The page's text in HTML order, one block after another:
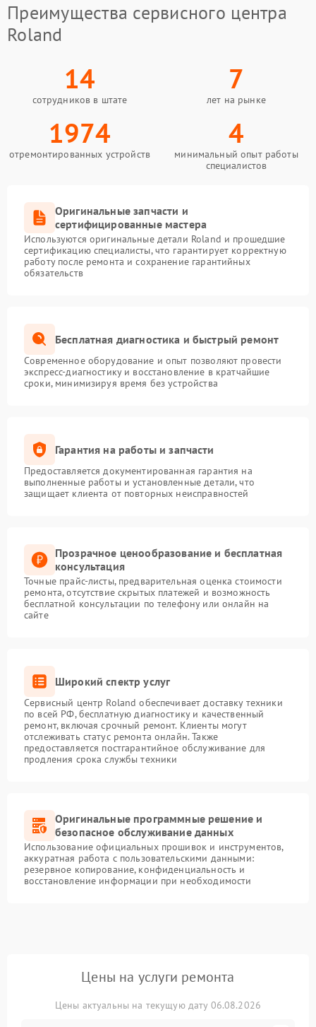
Преимущества сервисного центра
Roland
14
сотрудников в штате
7
лет на рынке
1974
отремонтированных устройств
4
минимальный опыт работы
специалистов
Оригинальные запчасти и
сертифицированные мастера
Используются оригинальные детали Roland и прошедшие
сертификацию специалисты, что гарантирует корректную
работу после ремонта и сохранение гарантийных
обязательств
Бесплатная диагностика и быстрый ремонт
Современное оборудование и опыт позволяют провести
экспресс-диагностику и восстановление в кратчайшие
сроки, минимизируя время без устройства
Гарантия на работы и запчасти
Предоставляется документированная гарантия на
выполненные работы и установленные детали, что
защищает клиента от повторных неисправностей
Прозрачное ценообразование и бесплатная
консультация
Точные прайс-листы, предварительная оценка стоимости
ремонта, отсутствие скрытых платежей и возможность
бесплатной консультации по телефону или онлайн на
сайте
Широкий спектр услуг
Сервисный центр Roland обеспечивает доставку техники
по всей РФ, бесплатную диагностику и качественный
ремонт, включая срочный ремонт. Клиенты могут
отслеживать статус ремонта онлайн. Также
предоставляется постгарантийное обслуживание для
продления срока службы техники
Оригинальные программные решение и
безопасное обслуживание данных
Использование официальных прошивок и инструментов,
аккуратная работа с пользовательскими данными:
резервное копирование, конфиденциальность и
восстановление информации при необходимости
Цены на услуги ремонта
Цены актуальны на текущую дату 06.08.2026